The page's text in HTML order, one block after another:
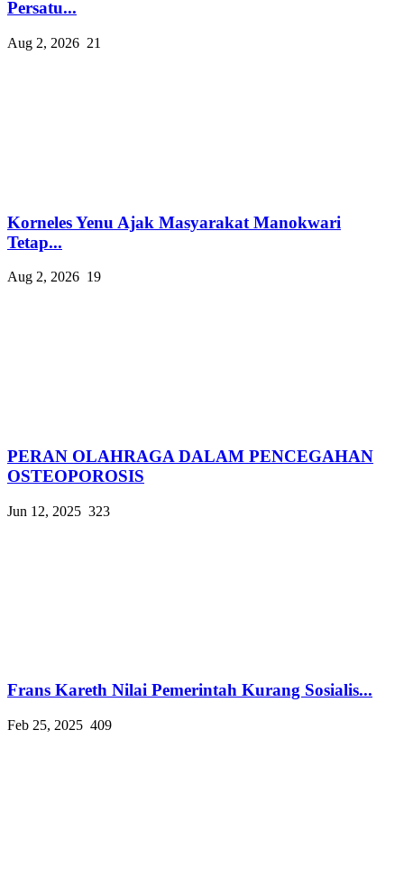
Persatu...
Aug 2, 2026 21
Korneles Yenu Ajak Masyarakat Manokwari
Tetap...
Aug 2, 2026 19
PERAN OLAHRAGA DALAM PENCEGAHAN
OSTEOPOROSIS
Jun 12, 2025 323
Frans Kareth Nilai Pemerintah Kurang Sosialis...
Feb 25, 2025 409